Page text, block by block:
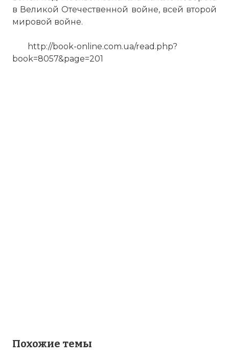
в Великой Отечественной войне, всей второй
мировой войне.
http://book-online.com.ua/read.php?
book=8057&page=201
Похожие темы